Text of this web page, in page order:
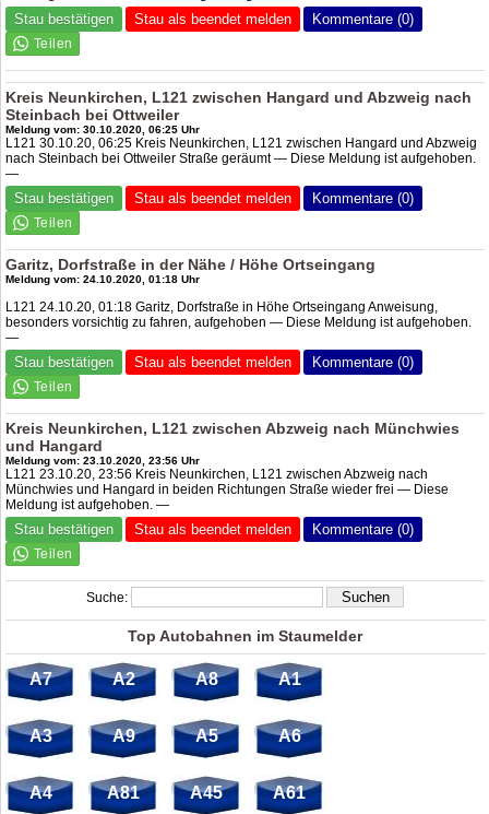
Stau bestätigen Stau als beendet melden Kommentare (0)
Kreis Neunkirchen, L121 zwischen Hangard und Abzweig nach
Steinbach bei Ottweiler
Meldung vom: 30.10.2020, 06:25 Uhr
L121 30.10.20, 06:25 Kreis Neunkirchen, L121 zwischen Hangard und Abzweig
nach Steinbach bei Ottweiler Straße geräumt — Diese Meldung ist aufgehoben.
—
Stau bestätigen Stau als beendet melden Kommentare (0)
Garitz, Dorfstraße in der Nähe / Höhe Ortseingang
Meldung vom: 24.10.2020, 01:18 Uhr
L121 24.10.20, 01:18 Garitz, Dorfstraße in Höhe Ortseingang Anweisung,
besonders vorsichtig zu fahren, aufgehoben — Diese Meldung ist aufgehoben.
—
Stau bestätigen Stau als beendet melden Kommentare (0)
Kreis Neunkirchen, L121 zwischen Abzweig nach Münchwies
und Hangard
Meldung vom: 23.10.2020, 23:56 Uhr
L121 23.10.20, 23:56 Kreis Neunkirchen, L121 zwischen Abzweig nach
Münchwies und Hangard in beiden Richtungen Straße wieder frei — Diese
Meldung ist aufgehoben. —
Stau bestätigen Stau als beendet melden Kommentare (0)
Suche:
Top Autobahnen im Staumelder
A7 A2 A8 A1
A3 A9 A5 A6
A4 A81 A45 A61